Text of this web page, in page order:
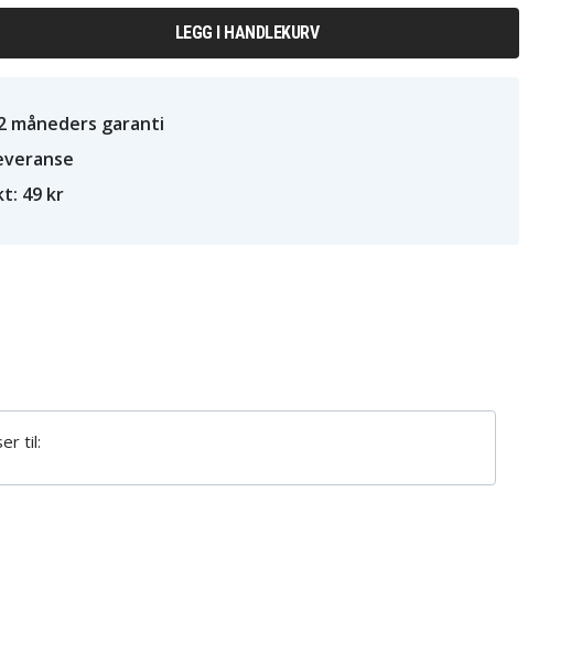
LEGG I HANDLEKURV
måneders garanti
49 kr
til: